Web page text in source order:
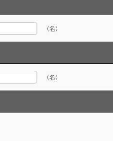
（名）
（名）